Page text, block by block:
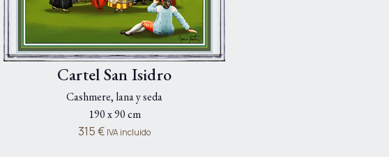
Cartel San Isidro
Cashmere, lana y seda
190 x 90 cm
315€ IVA incluido